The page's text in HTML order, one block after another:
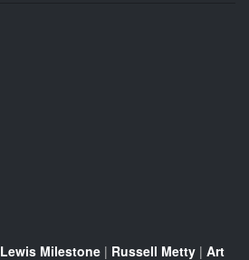
Lewis Milestone | Russell Metty | Art